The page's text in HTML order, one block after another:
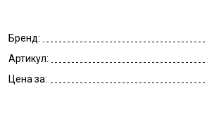
Бренд:
Артикул:
Цена за: